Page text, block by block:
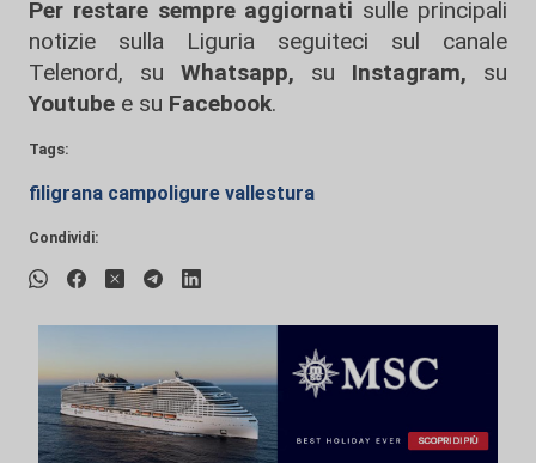
Per restare sempre aggiornati sulle principali
notizie sulla Liguria seguiteci sul canale
Telenord, su
Whatsapp, su Instagram, su
Youtube e su Facebook.
Tags:
filigrana campoligure vallestura
Condividi: